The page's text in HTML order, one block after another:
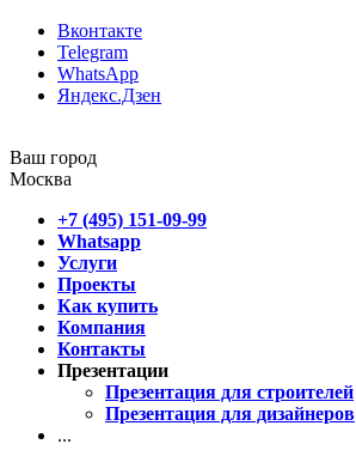
Вконтакте
Telegram
WhatsApp
Яндекс.Дзен
Ваш город
Москва
+7 (495) 151-09-99
Whatsapp
Услуги
Проекты
Как купить
Компания
Контакты
Презентации
Презентация для строителей
Презентация для дизайнеров
...